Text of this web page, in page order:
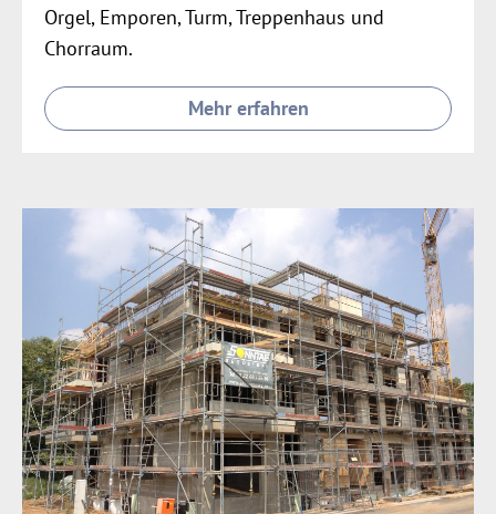
Orgel, Emporen, Turm, Treppenhaus und
Chorraum.
Mehr erfahren